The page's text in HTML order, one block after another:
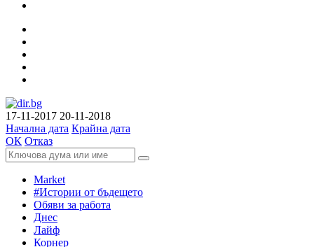
17-11-2017 20-11-2018
Начална дата Крайна дата
ОК Отказ
Market
#Истории от бъдещето
Обяви за работа
Днес
Лайф
Корнер